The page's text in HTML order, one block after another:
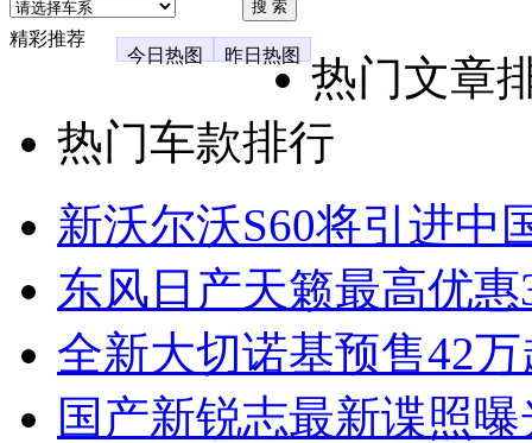
精彩推荐
今日热图
昨日热图
热门文章
热门车款排行
新沃尔沃S60将引进中
东风日产天籁最高优
全新大切诺基预售42
国产新锐志最新谍照